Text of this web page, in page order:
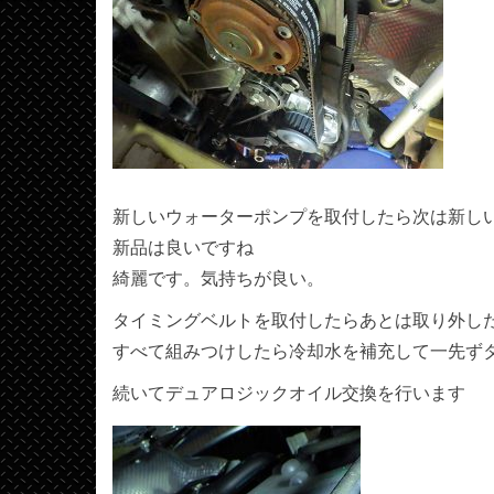
新しいウォーターポンプを取付したら次は新し
新品は良いですね
綺麗です。気持ちが良い。
タイミングベルトを取付したらあとは取り外し
すべて組みつけしたら冷却水を補充して一先ず
続いてデュアロジックオイル交換を行います